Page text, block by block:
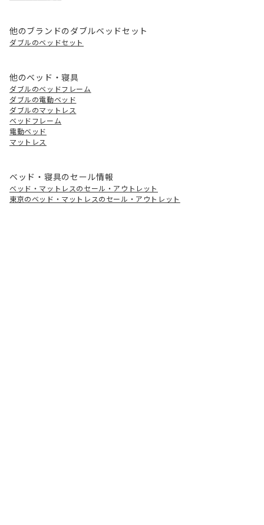
他のブランドのダブルベッドセット
ダブルのベッドセット
他のベッド・寝具
ダブルのベッドフレーム
ダブルの電動ベッド
ダブルのマットレス
ベッドフレーム
電動ベッド
マットレス
ベッド・寝具のセール情報
ベッド・マットレスのセール・アウトレット
東京のベッド・マットレスのセール・アウトレット